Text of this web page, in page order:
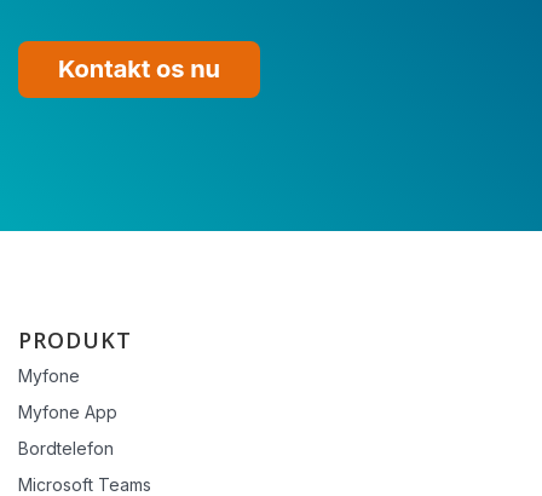
PRODUKT
Myfone
Myfone App
Bordtelefon
Microsoft Teams